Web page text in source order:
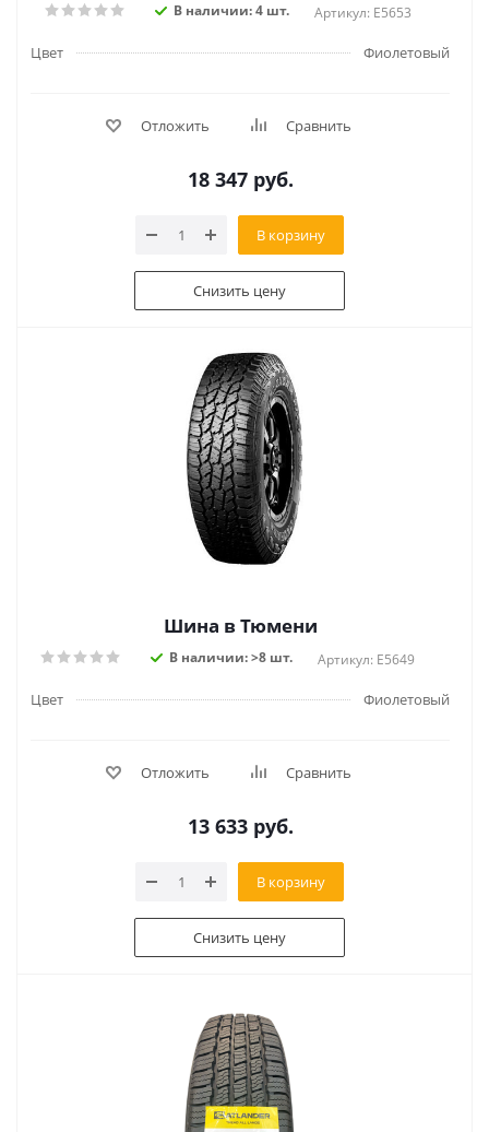
В наличии: 4 шт. Артикул: E5653
Цвет Фиолетовый
Отложить Сравнить
18 347 руб.
В корзину
Снизить цену
Шина в Тюмени
В наличии: >8 шт. Артикул: E5649
Цвет Фиолетовый
Отложить Сравнить
13 633 руб.
В корзину
Снизить цену